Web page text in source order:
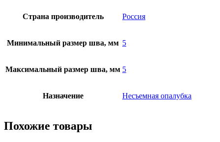
Страна производитель Россия
Минимальный размер шва, мм 5
Максимальный размер шва, мм 5
Назначение Несъемная опалубка
Похожие товары